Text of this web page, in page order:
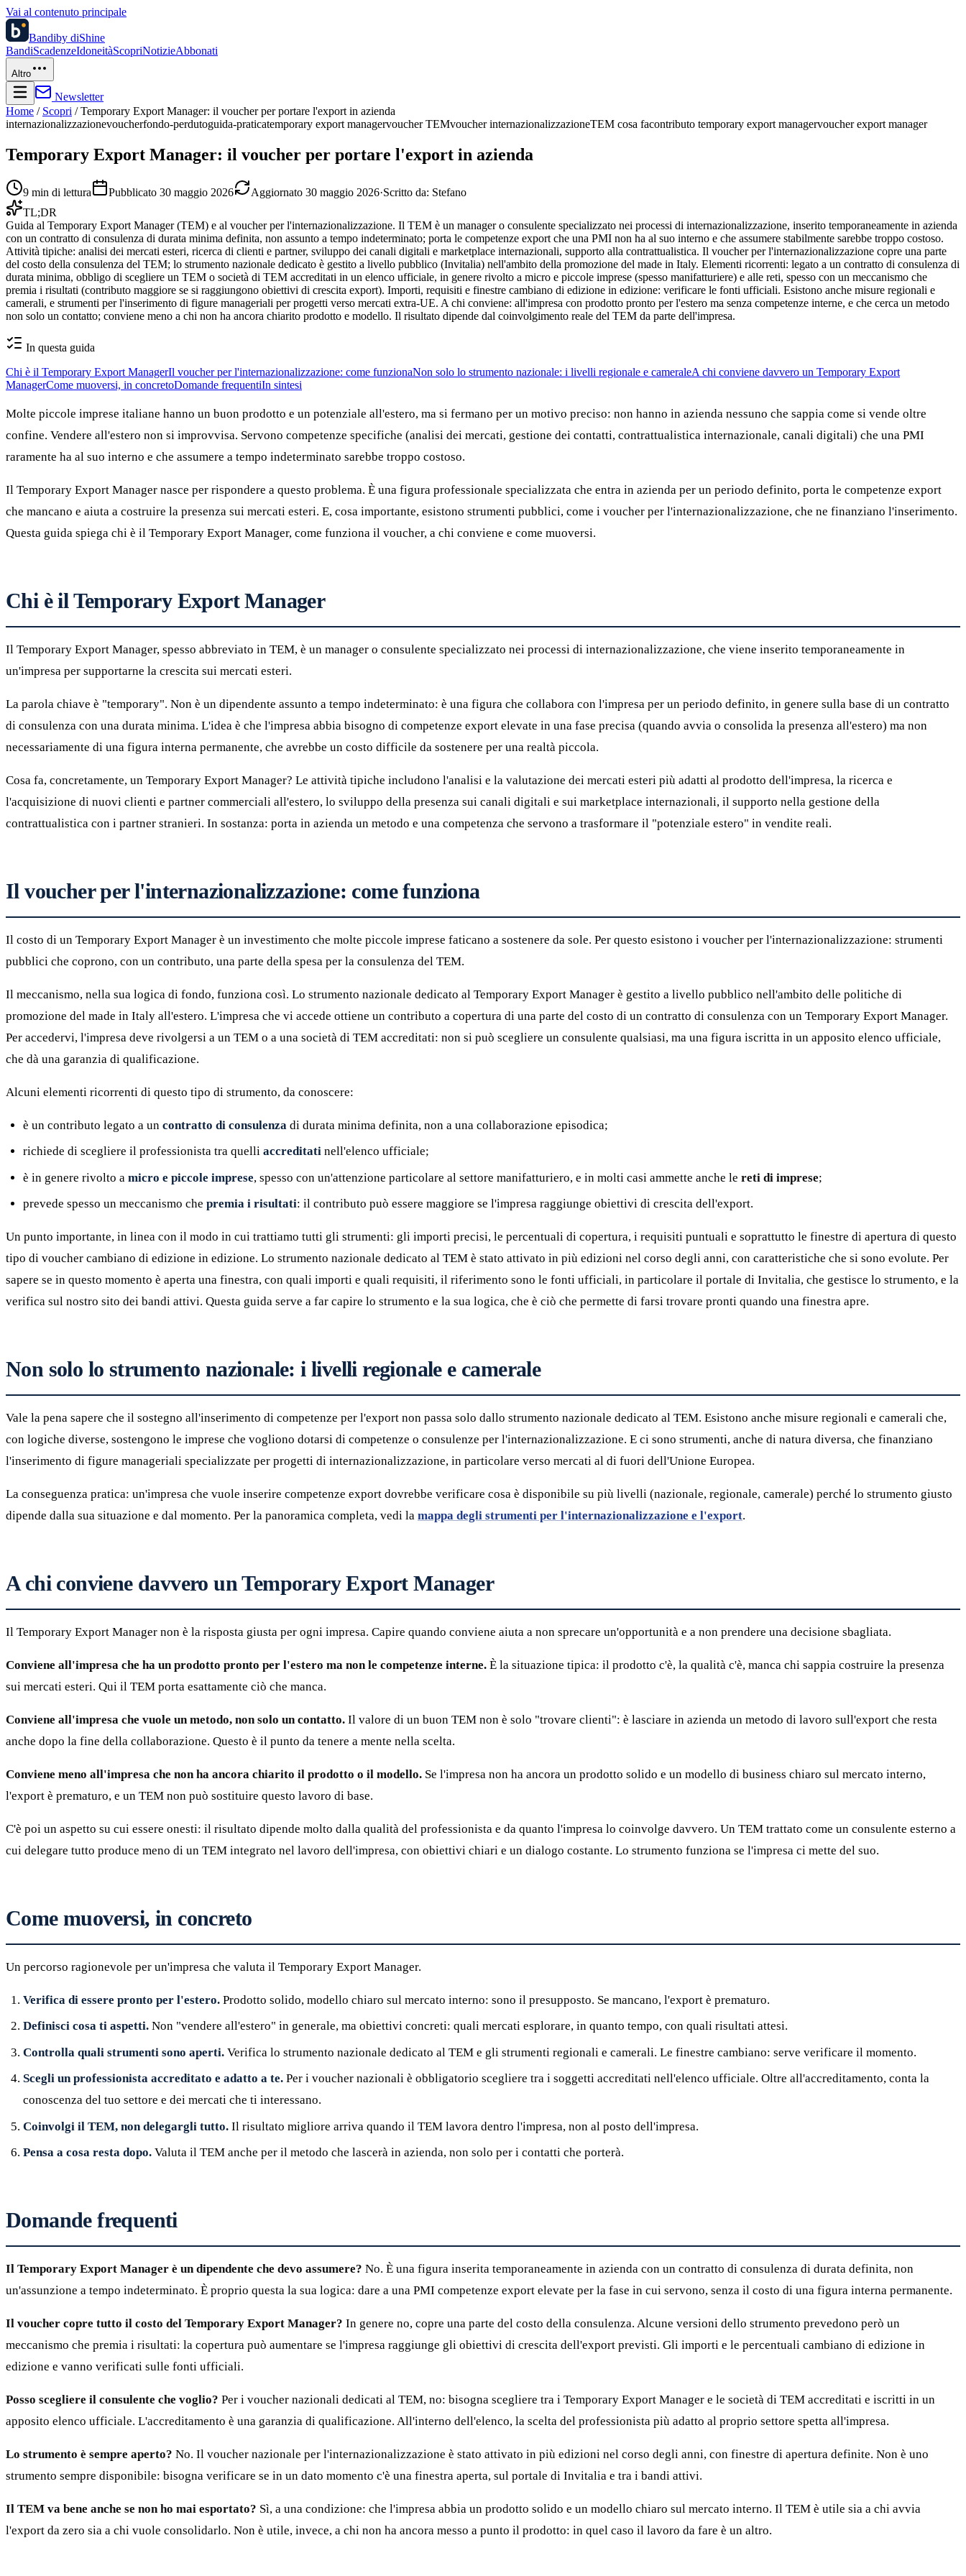
Vai al contenuto principale
Bandiby diShine
BandiScadenzeIdoneitàScopriNotizieAbbonati
Altro
Newsletter
Home / Scopri / Temporary Export Manager: il voucher per portare l'export in azienda
internazionalizzazionevoucherfondo-perdutoguida-praticatemporary export managervoucher TEMvoucher internazionalizzazioneTEM cosa facontributo temporary export managervoucher export manager
Temporary Export Manager: il voucher per portare l'export in azienda
9 min di lettura Pubblicato 30 maggio 2026 Aggiornato 30 maggio 2026·Scritto da: Stefano
TL;DR
Guida al Temporary Export Manager (TEM) e al voucher per l'internazionalizzazione. Il TEM è un manager o consulente specializzato nei processi di internazionalizzazione, inserito temporaneamente in azienda
con un contratto di consulenza di durata minima definita, non assunto a tempo indeterminato; porta le competenze export che una PMI non ha al suo interno e che assumere stabilmente sarebbe troppo costoso.
Attività tipiche: analisi dei mercati esteri, ricerca di clienti e partner, sviluppo dei canali digitali e marketplace internazionali, supporto alla contrattualistica. Il voucher per l'internazionalizzazione copre una parte
del costo della consulenza del TEM; lo strumento nazionale dedicato è gestito a livello pubblico (Invitalia) nell'ambito della promozione del made in Italy. Elementi ricorrenti: legato a un contratto di consulenza di
durata minima, obbligo di scegliere un TEM o società di TEM accreditati in un elenco ufficiale, in genere rivolto a micro e piccole imprese (spesso manifatturiere) e alle reti, spesso con un meccanismo che
premia i risultati (contributo maggiore se si raggiungono obiettivi di crescita export). Importi, requisiti e finestre cambiano di edizione in edizione: verificare le fonti ufficiali. Esistono anche misure regionali e
camerali, e strumenti per l'inserimento di figure manageriali per progetti verso mercati extra-UE. A chi conviene: all'impresa con prodotto pronto per l'estero ma senza competenze interne, e che cerca un metodo
non solo un contatto; conviene meno a chi non ha ancora chiarito prodotto e modello. Il risultato dipende dal coinvolgimento reale del TEM da parte dell'impresa.
In questa guida
Chi è il Temporary Export ManagerIl voucher per l'internazionalizzazione: come funzionaNon solo lo strumento nazionale: i livelli regionale e cameraleA chi conviene davvero un Temporary Export
ManagerCome muoversi, in concretoDomande frequentiIn sintesi
Molte piccole imprese italiane hanno un buon prodotto e un potenziale all'estero, ma si fermano per un motivo preciso: non hanno in azienda nessuno che sappia come si vende oltre
confine. Vendere all'estero non si improvvisa. Servono competenze specifiche (analisi dei mercati, gestione dei contatti, contrattualistica internazionale, canali digitali) che una PMI
raramente ha al suo interno e che assumere a tempo indeterminato sarebbe troppo costoso.
Il Temporary Export Manager nasce per rispondere a questo problema. È una figura professionale specializzata che entra in azienda per un periodo definito, porta le competenze export
che mancano e aiuta a costruire la presenza sui mercati esteri. E, cosa importante, esistono strumenti pubblici, come i voucher per l'internazionalizzazione, che ne finanziano l'inserimento.
Questa guida spiega chi è il Temporary Export Manager, come funziona il voucher, a chi conviene e come muoversi.
Chi è il Temporary Export Manager
Il Temporary Export Manager, spesso abbreviato in TEM, è un manager o consulente specializzato nei processi di internazionalizzazione, che viene inserito temporaneamente in
un'impresa per supportarne la crescita sui mercati esteri.
La parola chiave è "temporary". Non è un dipendente assunto a tempo indeterminato: è una figura che collabora con l'impresa per un periodo definito, in genere sulla base di un contratto
di consulenza con una durata minima. L'idea è che l'impresa abbia bisogno di competenze export elevate in una fase precisa (quando avvia o consolida la presenza all'estero) ma non
necessariamente di una figura interna permanente, che avrebbe un costo difficile da sostenere per una realtà piccola.
Cosa fa, concretamente, un Temporary Export Manager? Le attività tipiche includono l'analisi e la valutazione dei mercati esteri più adatti al prodotto dell'impresa, la ricerca e
l'acquisizione di nuovi clienti e partner commerciali all'estero, lo sviluppo della presenza sui canali digitali e sui marketplace internazionali, il supporto nella gestione della
contrattualistica con i partner stranieri. In sostanza: porta in azienda un metodo e una competenza che servono a trasformare il "potenziale estero" in vendite reali.
Il voucher per l'internazionalizzazione: come funziona
Il costo di un Temporary Export Manager è un investimento che molte piccole imprese faticano a sostenere da sole. Per questo esistono i voucher per l'internazionalizzazione: strumenti
pubblici che coprono, con un contributo, una parte della spesa per la consulenza del TEM.
Il meccanismo, nella sua logica di fondo, funziona così. Lo strumento nazionale dedicato al Temporary Export Manager è gestito a livello pubblico nell'ambito delle politiche di
promozione del made in Italy all'estero. L'impresa che vi accede ottiene un contributo a copertura di una parte del costo di un contratto di consulenza con un Temporary Export Manager.
Per accedervi, l'impresa deve rivolgersi a un TEM o a una società di TEM accreditati: non si può scegliere un consulente qualsiasi, ma una figura iscritta in un apposito elenco ufficiale,
che dà una garanzia di qualificazione.
Alcuni elementi ricorrenti di questo tipo di strumento, da conoscere:
è un contributo legato a un contratto di consulenza di durata minima definita, non a una collaborazione episodica;
richiede di scegliere il professionista tra quelli accreditati nell'elenco ufficiale;
è in genere rivolto a micro e piccole imprese, spesso con un'attenzione particolare al settore manifatturiero, e in molti casi ammette anche le reti di imprese;
prevede spesso un meccanismo che premia i risultati: il contributo può essere maggiore se l'impresa raggiunge obiettivi di crescita dell'export.
Un punto importante, in linea con il modo in cui trattiamo tutti gli strumenti: gli importi precisi, le percentuali di copertura, i requisiti puntuali e soprattutto le finestre di apertura di questo
tipo di voucher cambiano di edizione in edizione. Lo strumento nazionale dedicato al TEM è stato attivato in più edizioni nel corso degli anni, con caratteristiche che si sono evolute. Per
sapere se in questo momento è aperta una finestra, con quali importi e quali requisiti, il riferimento sono le fonti ufficiali, in particolare il portale di Invitalia, che gestisce lo strumento, e la
verifica sul nostro sito dei bandi attivi. Questa guida serve a far capire lo strumento e la sua logica, che è ciò che permette di farsi trovare pronti quando una finestra apre.
Non solo lo strumento nazionale: i livelli regionale e camerale
Vale la pena sapere che il sostegno all'inserimento di competenze per l'export non passa solo dallo strumento nazionale dedicato al TEM. Esistono anche misure regionali e camerali che,
con logiche diverse, sostengono le imprese che vogliono dotarsi di competenze o consulenze per l'internazionalizzazione. E ci sono strumenti, anche di natura diversa, che finanziano
l'inserimento di figure manageriali specializzate per progetti di internazionalizzazione, in particolare verso mercati al di fuori dell'Unione Europea.
La conseguenza pratica: un'impresa che vuole inserire competenze export dovrebbe verificare cosa è disponibile su più livelli (nazionale, regionale, camerale) perché lo strumento giusto
dipende dalla sua situazione e dal momento. Per la panoramica completa, vedi la mappa degli strumenti per l'internazionalizzazione e l'export.
A chi conviene davvero un Temporary Export Manager
Il Temporary Export Manager non è la risposta giusta per ogni impresa. Capire quando conviene aiuta a non sprecare un'opportunità e a non prendere una decisione sbagliata.
Conviene all'impresa che ha un prodotto pronto per l'estero ma non le competenze interne. È la situazione tipica: il prodotto c'è, la qualità c'è, manca chi sappia costruire la presenza
sui mercati esteri. Qui il TEM porta esattamente ciò che manca.
Conviene all'impresa che vuole un metodo, non solo un contatto. Il valore di un buon TEM non è solo "trovare clienti": è lasciare in azienda un metodo di lavoro sull'export che resta
anche dopo la fine della collaborazione. Questo è il punto da tenere a mente nella scelta.
Conviene meno all'impresa che non ha ancora chiarito il prodotto o il modello. Se l'impresa non ha ancora un prodotto solido e un modello di business chiaro sul mercato interno,
l'export è prematuro, e un TEM non può sostituire questo lavoro di base.
C'è poi un aspetto su cui essere onesti: il risultato dipende molto dalla qualità del professionista e da quanto l'impresa lo coinvolge davvero. Un TEM trattato come un consulente esterno a
cui delegare tutto produce meno di un TEM integrato nel lavoro dell'impresa, con obiettivi chiari e un dialogo costante. Lo strumento funziona se l'impresa ci mette del suo.
Come muoversi, in concreto
Un percorso ragionevole per un'impresa che valuta il Temporary Export Manager.
Verifica di essere pronto per l'estero. Prodotto solido, modello chiaro sul mercato interno: sono il presupposto. Se mancano, l'export è prematuro.
Definisci cosa ti aspetti. Non "vendere all'estero" in generale, ma obiettivi concreti: quali mercati esplorare, in quanto tempo, con quali risultati attesi.
Controlla quali strumenti sono aperti. Verifica lo strumento nazionale dedicato al TEM e gli strumenti regionali e camerali. Le finestre cambiano: serve verificare il momento.
Scegli un professionista accreditato e adatto a te. Per i voucher nazionali è obbligatorio scegliere tra i soggetti accreditati nell'elenco ufficiale. Oltre all'accreditamento, conta la
conoscenza del tuo settore e dei mercati che ti interessano.
Coinvolgi il TEM, non delegargli tutto. Il risultato migliore arriva quando il TEM lavora dentro l'impresa, non al posto dell'impresa.
Pensa a cosa resta dopo. Valuta il TEM anche per il metodo che lascerà in azienda, non solo per i contatti che porterà.
Domande frequenti
Il Temporary Export Manager è un dipendente che devo assumere? No. È una figura inserita temporaneamente in azienda con un contratto di consulenza di durata definita, non
un'assunzione a tempo indeterminato. È proprio questa la sua logica: dare a una PMI competenze export elevate per la fase in cui servono, senza il costo di una figura interna permanente.
Il voucher copre tutto il costo del Temporary Export Manager? In genere no, copre una parte del costo della consulenza. Alcune versioni dello strumento prevedono però un
meccanismo che premia i risultati: la copertura può aumentare se l'impresa raggiunge gli obiettivi di crescita dell'export previsti. Gli importi e le percentuali cambiano di edizione in
edizione e vanno verificati sulle fonti ufficiali.
Posso scegliere il consulente che voglio? Per i voucher nazionali dedicati al TEM, no: bisogna scegliere tra i Temporary Export Manager e le società di TEM accreditati e iscritti in un
apposito elenco ufficiale. L'accreditamento è una garanzia di qualificazione. All'interno dell'elenco, la scelta del professionista più adatto al proprio settore spetta all'impresa.
Lo strumento è sempre aperto? No. Il voucher nazionale per l'internazionalizzazione è stato attivato in più edizioni nel corso degli anni, con finestre di apertura definite. Non è uno
strumento sempre disponibile: bisogna verificare se in un dato momento c'è una finestra aperta, sul portale di Invitalia e tra i bandi attivi.
Il TEM va bene anche se non ho mai esportato? Sì, a una condizione: che l'impresa abbia un prodotto solido e un modello chiaro sul mercato interno. Il TEM è utile sia a chi avvia
l'export da zero sia a chi vuole consolidarlo. Non è utile, invece, a chi non ha ancora messo a punto il prodotto: in quel caso il lavoro da fare è un altro.